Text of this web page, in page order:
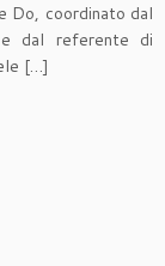
Do, coordinato dal
e dal referente di
[…]